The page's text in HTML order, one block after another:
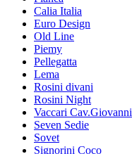
Calia Italia
Euro Design
Old Line
Piemy
Pellegatta
Lema
Rosini divani
Rosini Night
Vaccari Cav.Giovanni
Seven Sedie
Sovet
Signorini Coco